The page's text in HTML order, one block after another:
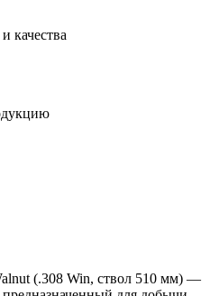
качества
(.308 Win, ствол 510 мм) —